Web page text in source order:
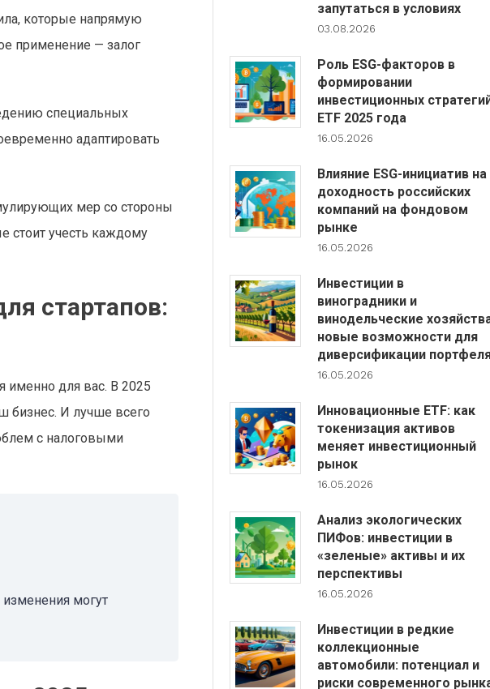
которые напрямую
применение — залог
специальных
адаптировать
мер со стороны
стоит учесть каждому
стартапов:
именно для вас. В 2025
бизнес. И лучше всего
с налоговыми
изменения могут
запутаться в условиях
03.08.2026
Роль ESG-факторов в
формировании
инвестиционных
ETF 2025 года
16.05.2026
Влияние ESG-инициатив на
доходность российских
компаний на фондовом
рынке
16.05.2026
Инвестиции в
виноградники и
винодельческие
новые возможности для
диверсификации
16.05.2026
Инновационные ETF: как
токенизация активов
меняет инвестиционный
рынок
16.05.2026
Анализ экологических
ПИФов: инвестиции в
«зеленые» активы и их
перспективы
16.05.2026
Инвестиции в редкие
коллекционные
автомобили: потенциал и
риски современного